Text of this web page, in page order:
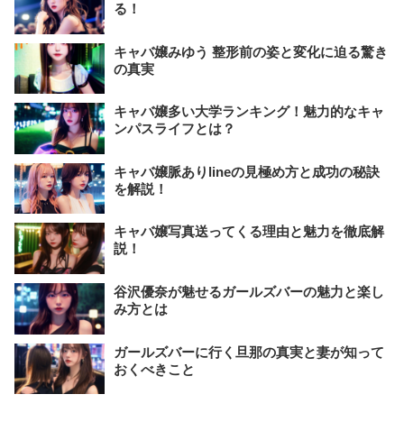
る！
キャバ嬢みゆう 整形前の姿と変化に迫る驚き
の真実
キャバ嬢多い大学ランキング！魅力的なキャ
ンパスライフとは？
キャバ嬢脈ありlineの見極め方と成功の秘訣
を解説！
キャバ嬢写真送ってくる理由と魅力を徹底解
説！
谷沢優奈が魅せるガールズバーの魅力と楽し
み方とは
ガールズバーに行く旦那の真実と妻が知って
おくべきこと